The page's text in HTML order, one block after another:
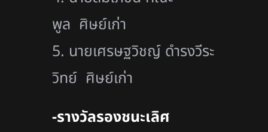
พูล ศิษย์เก่า
5. นายเศรษฐวิชญ์ ดำรงวีระ
วิทย์ ศิษย์เก่า
-รางวัลรองชนะเลิศ